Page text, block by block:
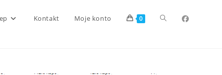
Kontakt Moje konto 0 Toggle